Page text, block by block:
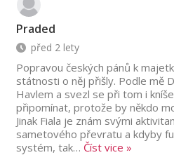
Praded
před 2 lety
Popravou českých pánů k
státnosti o něj přišly. Podle mě
Havlem a svezl se při tom i
připomínat, protože by někdo
Jinak Fiala je znám svými
sametového převratu a kdyby
systém, tak… Číst vice »